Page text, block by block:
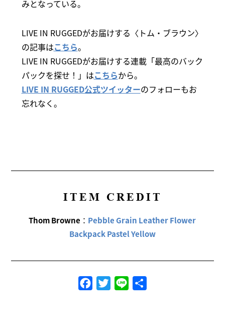
みとなっている。
LIVE IN RUGGEDがお届けする〈トム・ブラウン〉
の記事はこちら。
LIVE IN RUGGEDがお届けする連載「最高のバック
パックを探せ！」はこちらから。
LIVE IN RUGGED公式ツイッターのフォローもお
忘れなく。
ITEM CREDIT
Thom Browne ： Pebble Grain Leather Flower
Backpack Pastel Yellow
FacebookTwitterLine